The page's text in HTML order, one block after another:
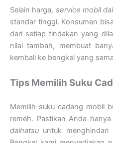
Selain harga, service mobil
standar tinggi. Konsumen
dari setiap tindakan yang
nilai tambah, membuat
kembali ke bengkel yang
Tips Memilih Suku
Memilih suku cadang mobil
remeh. Pastikan Anda
daihatsu untuk menghindari